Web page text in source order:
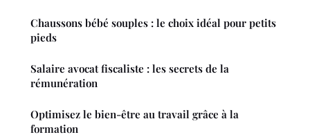
Chaussons bébé souples : le choix idéal pour petits
pieds
Salaire avocat fiscaliste : les secrets de la
rémunération
Optimisez le bien-être au travail grâce à la
formation